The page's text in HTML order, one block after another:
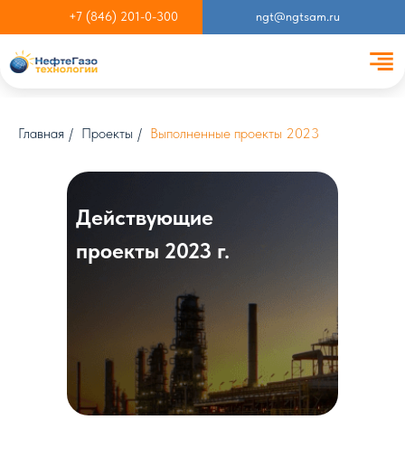
+7 (846) 201-0-300 ngt@ngtsam.ru
Главная / Проекты / Выполненные проекты 2023
Действующие
проекты 2023 г.